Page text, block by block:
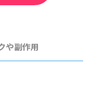
や副作用